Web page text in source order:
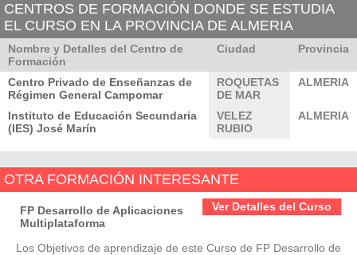
CENTROS DE FORMACIÓN DONDE SE ESTUDIA
EL CURSO EN LA PROVINCIA DE ALMERIA
Nombre y Detalles del Centro de
Formación
Ciudad Provincia
Centro Privado de Enseñanzas de
Régimen General Campomar
ROQUETAS
DE MAR
ALMERIA
Instituto de Educación Secundaria
(IES) José Marín
VELEZ
RUBIO
ALMERIA
OTRA FORMACIÓN INTERESANTE
Ver Detalles del Curso
FP Desarrollo de Aplicaciones
Multiplataforma
Los Objetivos de aprendizaje de este Curso de FP Desarrollo de